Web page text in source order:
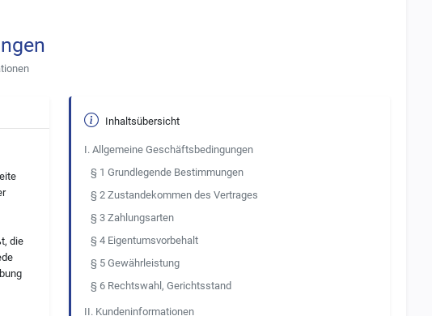
die
Inhaltsübersicht
I. Allgemeine Geschäftsbedingungen
§ 1 Grundlegende Bestimmungen
§ 2 Zustandekommen des Vertrages
§ 3 Zahlungsarten
§ 4 Eigentumsvorbehalt
§ 5 Gewährleistung
§ 6 Rechtswahl, Gerichtsstand
II. Kundeninformationen